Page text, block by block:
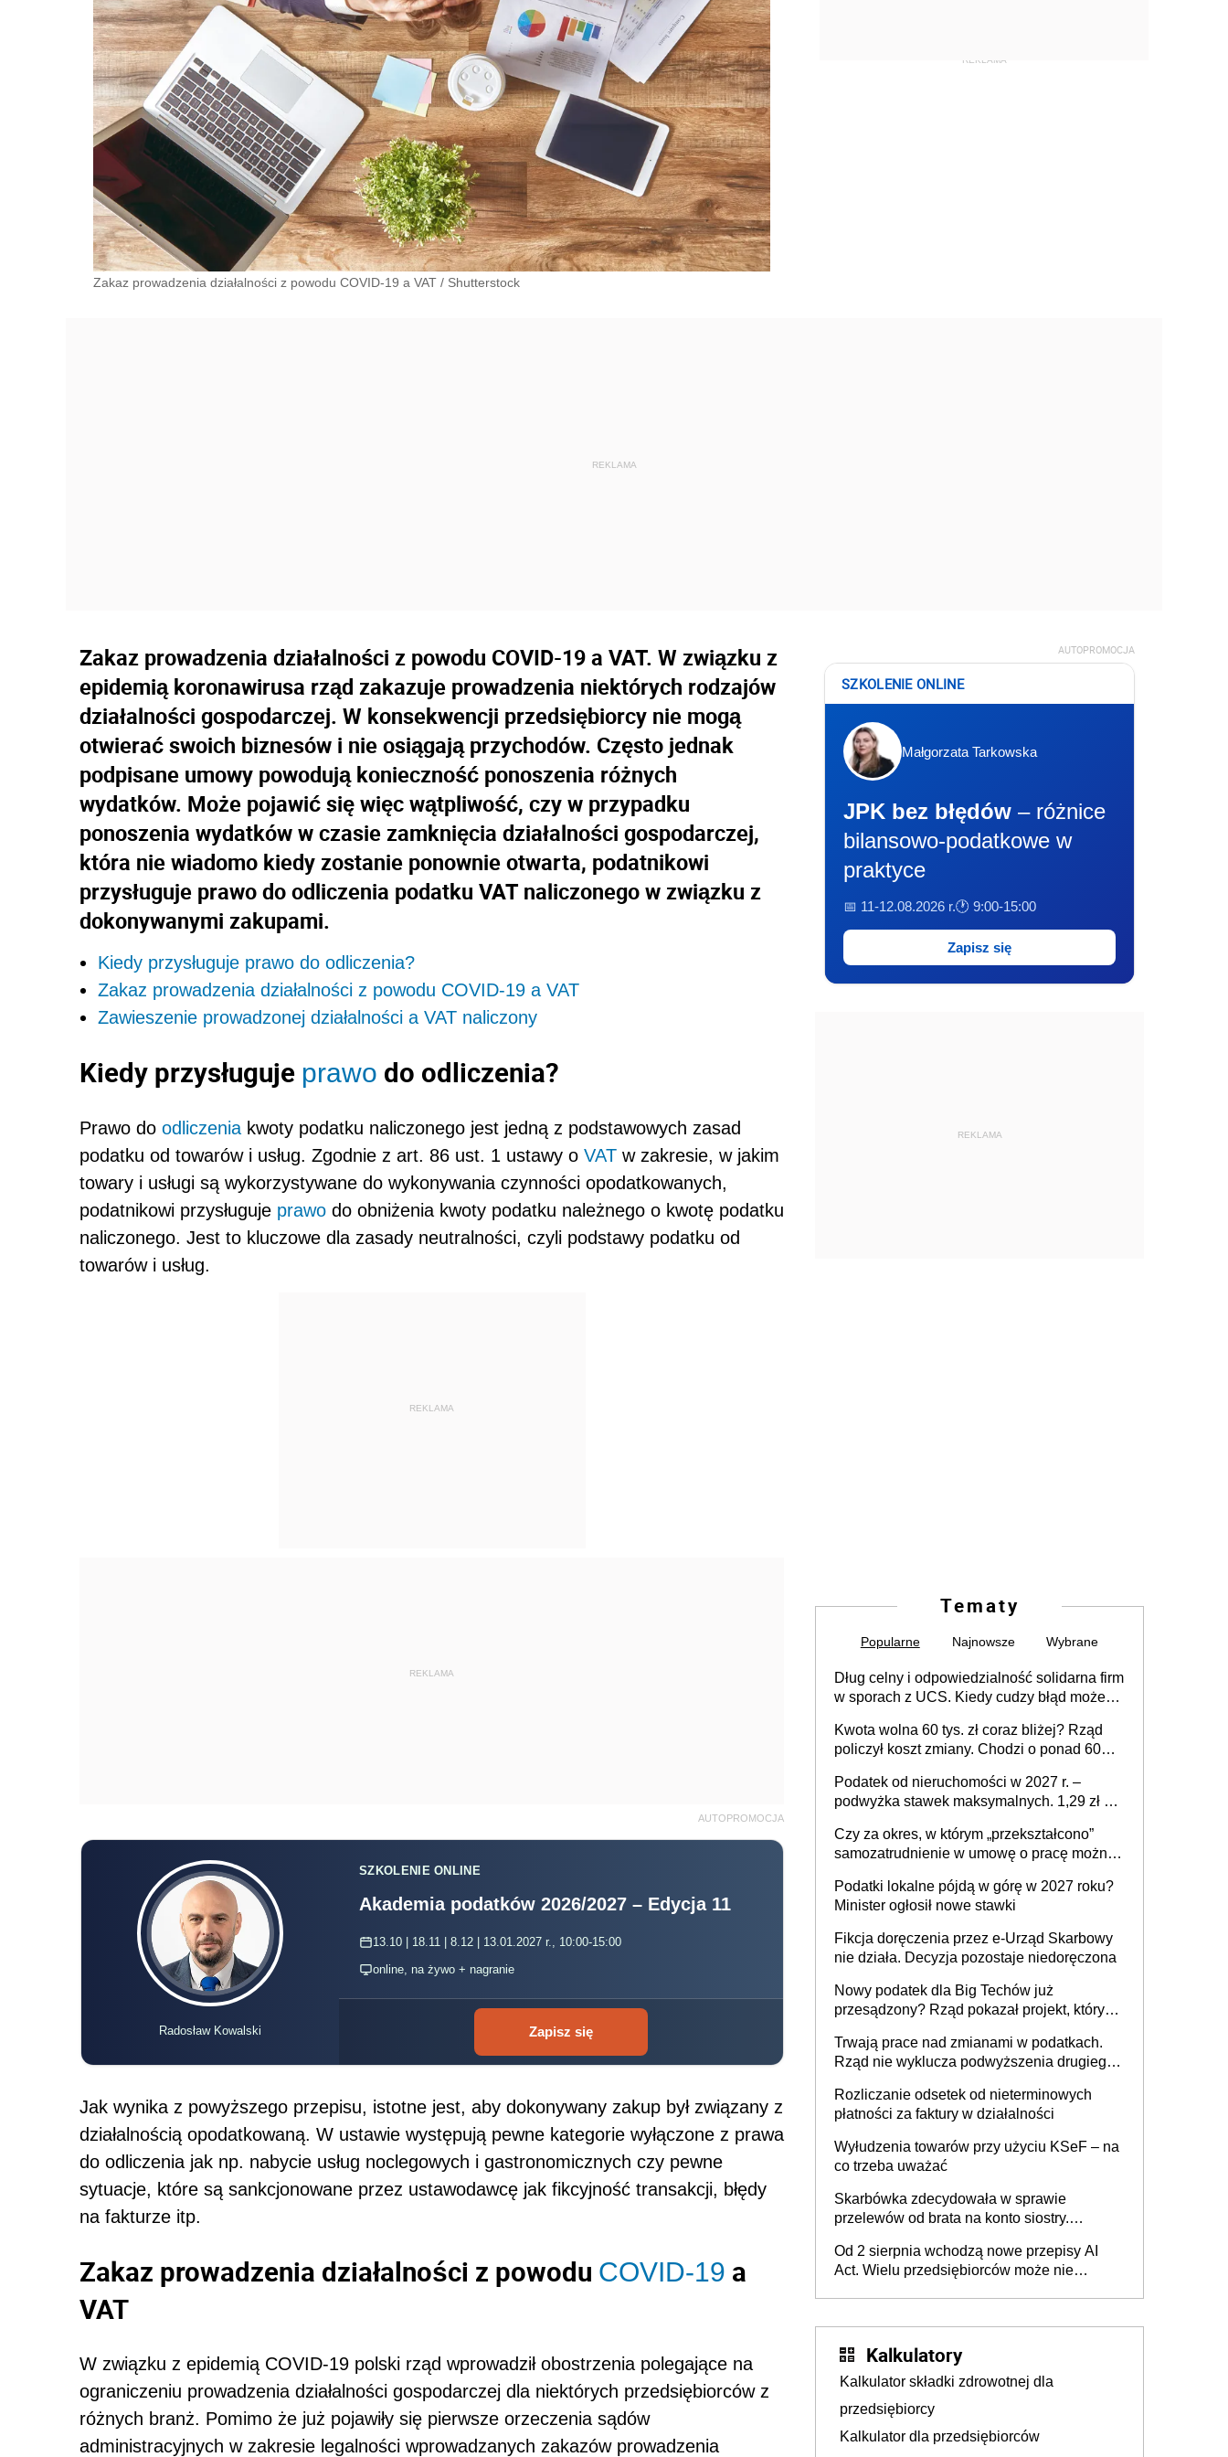
Zakaz prowadzenia działalności z powodu COVID-19 a VAT / Shutterstock
Zakaz prowadzenia działalności z powodu COVID-19 a VAT. W związku z
epidemią koronawirusa rząd zakazuje prowadzenia niektórych rodzajów
działalności gospodarczej. W konsekwencji przedsiębiorcy nie mogą
otwierać swoich biznesów i nie osiągają przychodów. Często jednak
podpisane umowy powodują konieczność ponoszenia różnych
wydatków. Może pojawić się więc wątpliwość, czy w przypadku
ponoszenia wydatków w czasie zamknięcia działalności gospodarczej,
która nie wiadomo kiedy zostanie ponownie otwarta, podatnikowi
przysługuje prawo do odliczenia podatku VAT naliczonego w związku z
dokonywanymi zakupami.
Kiedy przysługuje prawo do odliczenia?
Zakaz prowadzenia działalności z powodu COVID-19 a VAT
Zawieszenie prowadzonej działalności a VAT naliczony
Kiedy przysługuje prawo do odliczenia?
Prawo do odliczenia kwoty podatku naliczonego jest jedną z podstawowych zasad
podatku od towarów i usług. Zgodnie z art. 86 ust. 1 ustawy o VAT w zakresie, w jakim
towary i usługi są wykorzystywane do wykonywania czynności opodatkowanych,
podatnikowi przysługuje prawo do obniżenia kwoty podatku należnego o kwotę podatku
naliczonego. Jest to kluczowe dla zasady neutralności, czyli podstawy podatku od
towarów i usług.
REKLAMA
REKLAMA
AUTOPROMOCJA
Radosław Kowalski
SZKOLENIE ONLINE
Akademia podatków 2026/2027 – Edycja 11
13.10 | 18.11 | 8.12 | 13.01.2027 r., 10:00-15:00
online, na żywo + nagranie
Zapisz się
Jak wynika z powyższego przepisu, istotne jest, aby dokonywany zakup był związany z
działalnością opodatkowaną. W ustawie występują pewne kategorie wyłączone z prawa
do odliczenia jak np. nabycie usług noclegowych i gastronomicznych czy pewne
sytuacje, które są sankcjonowane przez ustawodawcę jak fikcyjność transakcji, błędy
na fakturze itp.
Zakaz prowadzenia działalności z powodu COVID-19 a
VAT
W związku z epidemią COVID-19 polski rząd wprowadził obostrzenia polegające na
ograniczeniu prowadzenia działalności gospodarczej dla niektórych przedsiębiorców z
różnych branż. Pomimo że już pojawiły się pierwsze orzeczenia sądów
administracyjnych w zakresie legalności wprowadzanych zakazów prowadzenia
AUTOPROMOCJA
SZKOLENIE ONLINE
Małgorzata Tarkowska
JPK bez błędów – różnice
bilansowo-podatkowe w
praktyce
📅 11-12.08.2026 r.🕐 9:00-15:00
Zapisz się
REKLAMA
Tematy
Popularne Najnowsze Wybrane
Dług celny i odpowiedzialność solidarna firm
w sporach z UCS. Kiedy cudzy błąd może
Kwota wolna 60 tys. zł coraz bliżej? Rząd
policzył koszt zmiany. Chodzi o ponad 60
Podatek od nieruchomości w 2027 r. –
podwyżka stawek maksymalnych. 1,29 zł za
budynków i lokali związanych z
prowadzeniem działalności gospodarczej
Czy za okres, w którym „przekształcono”
samozatrudnienie w umowę o pracę można
umowy cywilnoprawnej jedynym
racjonalnym wyjściem
Podatki lokalne pójdą w górę w 2027 roku?
Minister ogłosił nowe stawki
Fikcja doręczenia przez e-Urząd Skarbowy
nie działa. Decyzja pozostaje niedoręczona
Nowy podatek dla Big Techów już
przesądzony? Rząd pokazał projekt, który
Trwają prace nad zmianami w podatkach.
Rząd nie wyklucza podwyższenia drugiego
Rozliczanie odsetek od nieterminowych
płatności za faktury w działalności
Wyłudzenia towarów przy użyciu KSeF – na
co trzeba uważać
Skarbówka zdecydowała w sprawie
przelewów od brata na konto siostry.
darowizna, ale podatku jednak nie będzie
Od 2 sierpnia wchodzą nowe przepisy AI
Act. Wielu przedsiębiorców może nie
Kalkulatory
Kalkulator składki zdrowotnej dla
przedsiębiorcy
Kalkulator dla przedsiębiorców